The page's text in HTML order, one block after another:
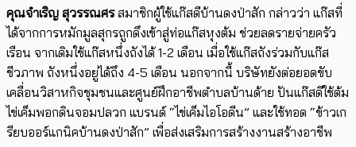
คุณจำเริญ สุวรรณศรสมาชิกผู้ใช้แก๊สดีบ้านดงป่าสัก กล่าวว่า แก๊สที่
ได้จากการหมักมูลสุกรถูกดึงเข้าสู่ท่อแก๊สหุงต้ม ช่วยลดรายจ่ายครัว
เรือน จากเดิมใช้แก๊สหนึ่งถังได้ 1-2 เดือน เมื่อใช้แก๊สถังร่วมกับแก๊ส
ชีวภาพ ถังหนึ่งอยู่ได้ถึง 4-5 เดือน นอกจากนี้ บริษัทยังต่อยอดขับ
เคลื่อนวิสาหกิจชุมชนและศูนย์ฝึกอาชีพตำบลบ้านด้าย ปันแก๊สดีใช้ต้ม
ไข่เค็มพอกดินจอมปลวก แบรนด์ “ไข่เค็มไอโอดีน” และใช้ทอด “ข้าวเก
รียบออร์แกนิคบ้านดงป่าสัก” เพื่อส่งเสริมการสร้างงานสร้างอาชีพ